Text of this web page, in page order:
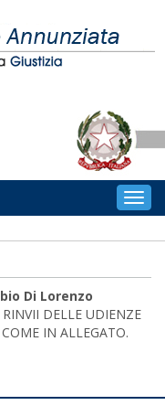
Di Lorenzo
DELLE UDIENZE
IN ALLEGATO.